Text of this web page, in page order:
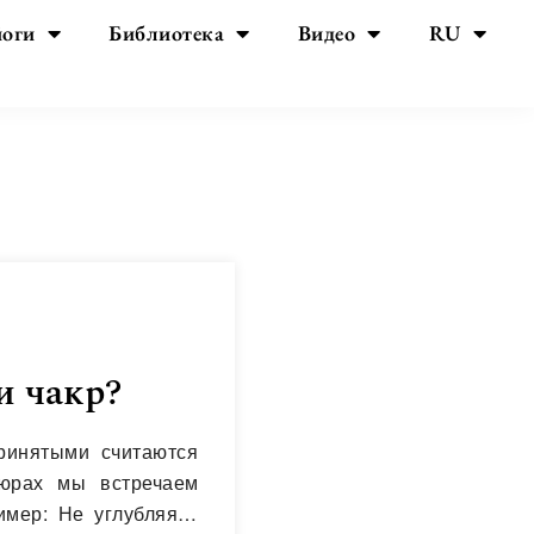
Библиотека Видео RU
чакр?
считаются
мы встречаем
Не углубляясь